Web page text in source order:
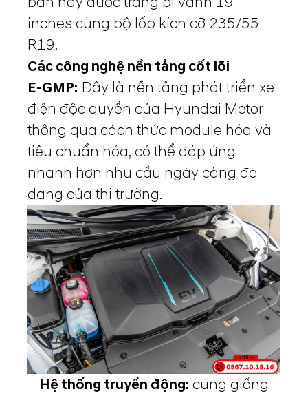
inches cùng bộ lốp kích cỡ 235/55
R19.
Các công nghệ nền tảng cốt lõi
E-GMP: Đây là nền tảng phát triển xe
điện độc quyền của Hyundai Motor
thông qua cách thức module hóa và
tiêu chuẩn hóa, có thể đáp ứng
nhanh hơn nhu cầu ngày càng đa
dạng của thị trường.
Hệ thống truyền động: cũng giống